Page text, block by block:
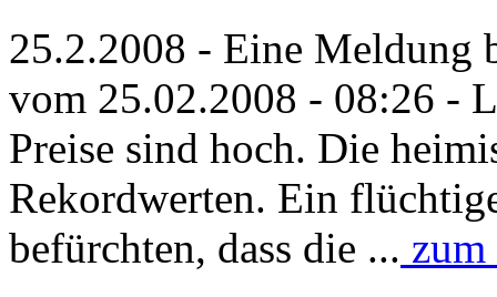
25.2.2008 - Eine Meldung
vom 25.02.2008 - 08:26 -
Preise sind hoch. Die
Rekordwerten. Ein
befürchten, dass die ...